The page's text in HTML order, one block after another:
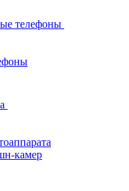
телефоны
камер